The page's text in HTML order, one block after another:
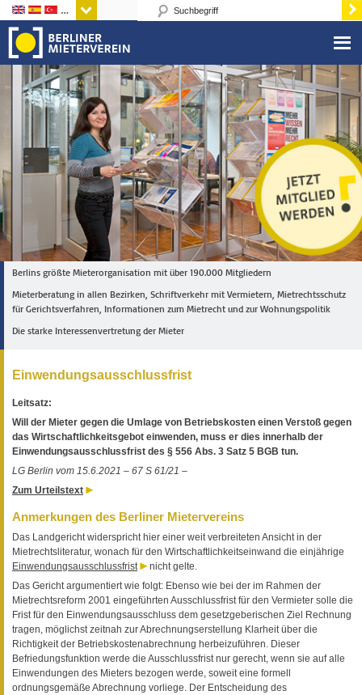
Sprachen
Berlins größte Mieterorganisation mit über 190.000 Mitgliedern
Mieterberatung in allen Bezirken, Schriftverkehr mit Vermietern, Mietrechtsschutz
für Gerichtsverfahren, Informationen zum Mietrecht und zur Wohnungspolitik
Die starke Interessenvertretung der Mieter
Einwendungsausschlussfrist
Leitsatz:
Will der Mieter gegen die Umlage von Betriebskosten einen Verstoß gegen
das Wirtschaftlichkeitsgebot einwenden, muss er dies innerhalb der
Einwendungsausschlussfrist des § 556 Abs. 3 Satz 5 BGB tun.
LG Berlin vom 15.6.2021 – 67 S 61/21 –
Zum Urteilstext
Anmerkungen des Berliner Mietervereins
Das Landgericht widerspricht hier einer weit verbreiteten Ansicht in der
Mietrechtsliteratur, wonach für den Wirtschaftlichkeitseinwand die einjährige
Einwendungsausschlussfrist
nicht gelte.
Das Gericht argumentiert wie folgt: Ebenso wie bei der im Rahmen der
Mietrechtsreform 2001 eingeführten Ausschlussfrist für den Vermieter solle die
Frist für den Einwendungsausschluss dem gesetzgeberischen Ziel Rechnung
tragen, möglichst zeitnah zur Abrechnungserstellung Klarheit über die
Richtigkeit der Betriebskostenabrechnung herbeizuführen. Dieser
Befriedungsfunktion werde die Ausschlussfrist nur gerecht, wenn sie auf alle
Einwendungen des Mieters bezogen werde, soweit eine formell
ordnungsgemäße Abrechnung vorliege. Der Entscheidung des